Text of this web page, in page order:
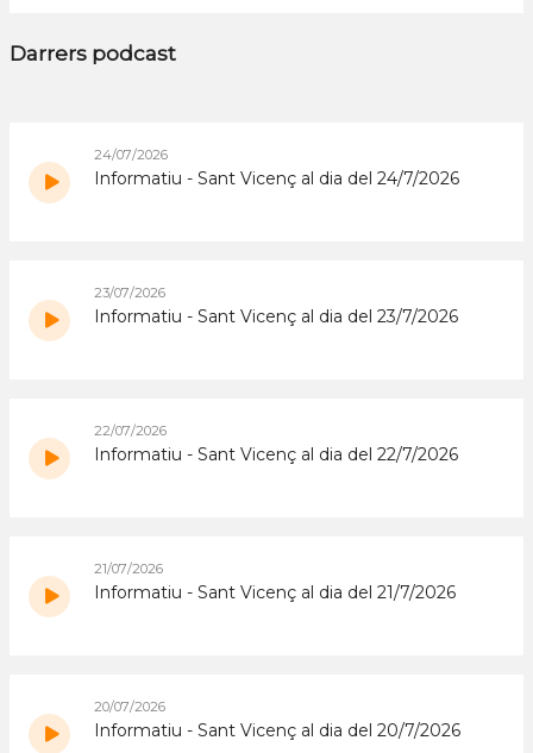
Darrers podcast
24/07/2026
Informatiu - Sant Vicenç al dia del 24/7/2026
23/07/2026
Informatiu - Sant Vicenç al dia del 23/7/2026
22/07/2026
Informatiu - Sant Vicenç al dia del 22/7/2026
21/07/2026
Informatiu - Sant Vicenç al dia del 21/7/2026
20/07/2026
Informatiu - Sant Vicenç al dia del 20/7/2026